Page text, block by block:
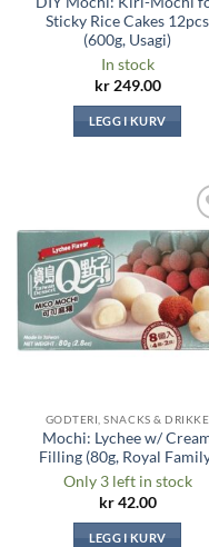
Sticky Rice Cakes 12pcs
(600g, Usagi)
In stock
kr249.00
LEGG I KURV
Legg
GODTERI, SNACKS & DRIKKE
Mochi: Lychee w/
Filling (80g, Royal
Only 3 left in stock
kr42.00
LEGG I KURV